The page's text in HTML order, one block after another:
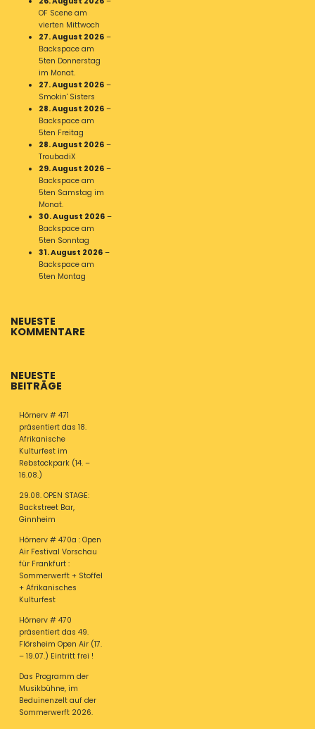
OF Scene am
vierten Mittwoch
27. August 2026 –
Backspace am
5ten Donnerstag
im Monat.
27. August 2026 –
Smokin' Sisters
28. August 2026 –
Backspace am
5ten Freitag
28. August 2026 –
TroubadiX
29. August 2026 –
Backspace am
5ten Samstag im
Monat.
30. August 2026 –
Backspace am
5ten Sonntag
31. August 2026 –
Backspace am
5ten Montag
NEUESTE
KOMMENTARE
NEUESTE
BEITRÄGE
Hörnerv # 471
präsentiert das 18.
Afrikanische
Kulturfest im
Rebstockpark (14. –
16.08.)
29.08. OPEN STAGE:
Backstreet Bar,
Ginnheim
Hörnerv # 470a : Open
Air Festival Vorschau
für Frankfurt :
Sommerwerft + Stoffel
+ Afrikanisches
Kulturfest
Hörnerv # 470
präsentiert das 49.
Flörsheim Open Air (17.
– 19.07.) Eintritt frei !
Das Programm der
Musikbühne, im
Beduinenzelt auf der
Sommerwerft 2026.